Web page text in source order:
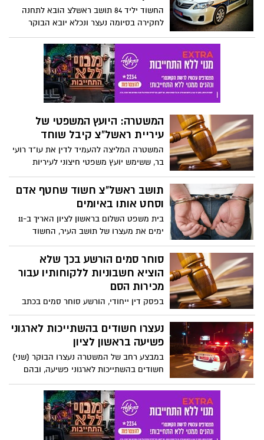
החשוד יליד 84 תושב ראשלצ הובא לתחנה
לחקירה בסיומה נעצר ונכלא יובא הבוקר
להארכת מעצר.
המשטרה: היועץ המשפטי של
עיריית ראשל"צ קיבל שוחד
המשטרה המליצה להעמיד לדין את עו"ד רועי
בר, ששימש יועץ משפטי חיצוני לעיריות
ראשל"צ ורחובות וקיבל טובות הנאה במסגרת
תפקידו. לפי הדיווחים, בר היה מעורב בעבר
בפרשת עו"ד רונאל פישר
תושב ראשל"צ חשוד שחטף אדם
וסחט אותו באיומים
בית משפט השלום בראשון לציון האריך ב-11
ימים את מעצרו של תושב העיר, החשוד
שחטף אדם שהיה חייב לו כסף, כלא אותו
בדירה ברחובות וסחט אותו באיומים.
סוחר סמים הורשע בכך שלא
הוציא חשבוניות ללקוחותיו עבור
מכירות הסם
בפסק דין ייחודי, הורשע סוחר סמים בכתב
אישום אחד הן בעבירות סחר והן בעבירות מס
טכניות ובהן אי הודעה על פתיחת עסק, אי
הגשת דוחות ואי ניהול ספרים לגבי הפעילות
חקירה משותפת ליחידת יהלום ברשות המסים
נעצרו חשודים בהשתייכות לארגוני
פשיעה בראשון לציון
במבצע רחב של המשטרה נעצרו הבוקר (שני)
חשודים בהשתייכות לארגוני פשיעה, ובהם
דמויות מפתח גם מראשון לציון.פריצת הדרך
בפרשה אירעה לפני כמה שנים. מידע מודיעני
על אודות ראיות שיכולות לקשור את החשודים
למעשיהם – חלקו כבר משנת 2003 – התקבל
במשטרה.